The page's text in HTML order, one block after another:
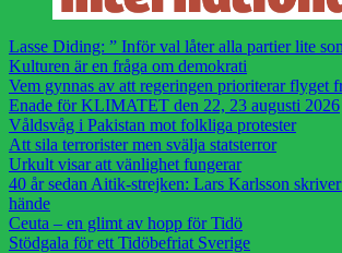
Lasse Diding: ” Inför val låter alla partier lite
Kulturen är en fråga om demokrati
Vem gynnas av att regeringen prioriterar flyget
Enade för KLIMATET den 22, 23 augusti 2026
Våldsvåg i Pakistan mot folkliga protester
Att sila terrorister men svälja statsterror
Urkult visar att vänlighet fungerar
40 år sedan Aitik-strejken: Lars Karlsson
hände
Ceuta – en glimt av hopp för Tidö
Stödgala för ett Tidöbefriat Sverige